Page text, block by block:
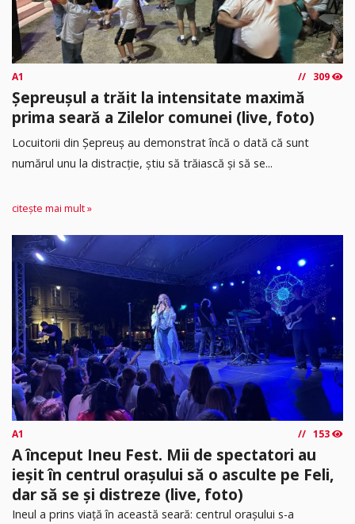
A1 309
Șepreușul a trăit la intensitate maximă
prima seară a Zilelor comunei (live, foto)
Locuitorii din Șepreuș au demonstrat încă o dată că sunt
numărul unu la distracție, știu să trăiască și să se...
citește mai mult »
A1 153
A început Ineu Fest. Mii de spectatori au
ieșit în centrul orașului să o asculte pe Feli,
dar să se și distreze (live, foto)
Ineul a prins viață în această seară: centrul orașului s-a